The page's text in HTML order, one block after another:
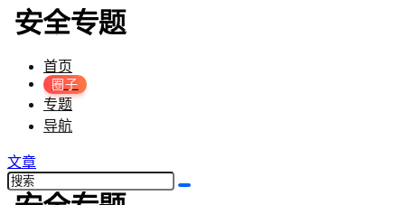
首页
圈子
专题
导航
文章